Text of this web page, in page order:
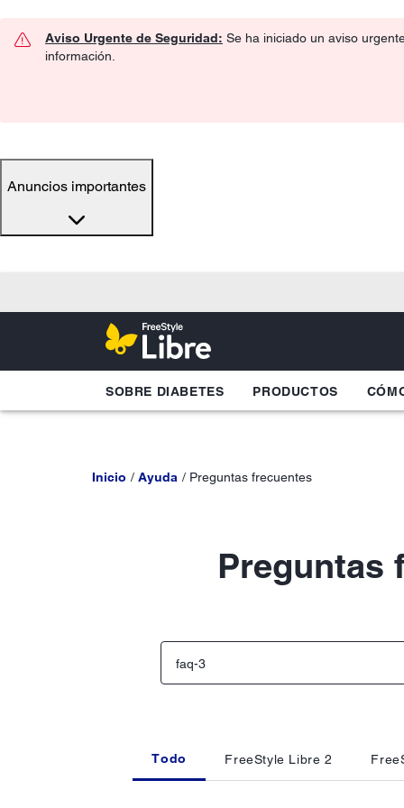
Aviso Urgente de Seguridad: Se ha iniciado un aviso
información.
Anuncios importantes
SOBRE DIABETES PRODUCTOS
Inicio Ayuda Preguntas frecuentes
Preguntas
Todo FreeStyle Libre 2